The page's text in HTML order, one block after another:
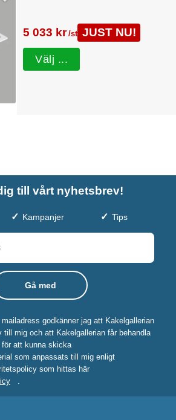
5 033 kr /st JUST NU!
Välj ...
till vårt nyhetsbrev!
Kampanjer Tips
godkänner jag att Kakelgallerian
till mig och att Kakelgallerian får behandla
för att kunna skicka
som anpassats till mig enligt
som hittas här
.